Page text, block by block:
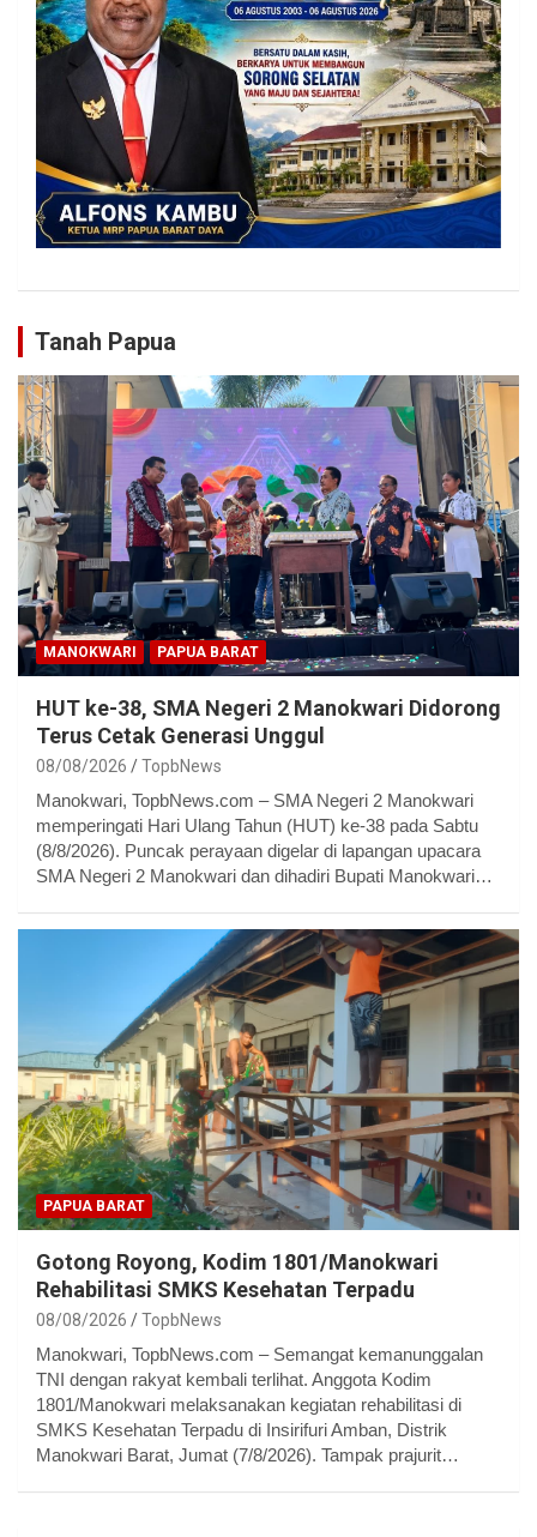
Tanah Papua
MANOKWARI PAPUA BARAT
HUT ke-38, SMA Negeri 2 Manokwari Didorong
Terus Cetak Generasi Unggul
08/08/2026 TopbNews
Manokwari, TopbNews.com – SMA Negeri 2 Manokwari
memperingati Hari Ulang Tahun (HUT) ke-38 pada Sabtu
(8/8/2026). Puncak perayaan digelar di lapangan upacara
SMA Negeri 2 Manokwari dan dihadiri Bupati Manokwari…
PAPUA BARAT
Gotong Royong, Kodim 1801/Manokwari
Rehabilitasi SMKS Kesehatan Terpadu
08/08/2026 TopbNews
Manokwari, TopbNews.com – Semangat kemanunggalan
TNI dengan rakyat kembali terlihat. Anggota Kodim
1801/Manokwari melaksanakan kegiatan rehabilitasi di
SMKS Kesehatan Terpadu di Insirifuri Amban, Distrik
Manokwari Barat, Jumat (7/8/2026). Tampak prajurit…